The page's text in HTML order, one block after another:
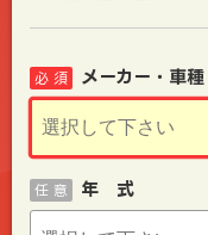
メーカー・車種
必 須
年 式
任 意